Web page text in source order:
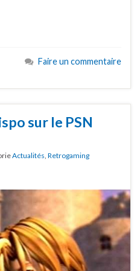
Faire un commentaire
sur le PSN
Actualités, Retrogaming